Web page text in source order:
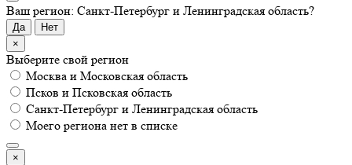
Ваш регион: Санкт-Петербург и Ленинградская область?
Да
Нет
×
Выберите свой регион
Москва и Московская область
Псков и Псковская область
Санкт-Петербург и Ленинградская область
Моего региона нет в списке
×